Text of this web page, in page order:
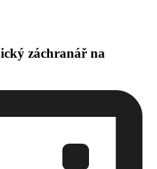
záchranář na